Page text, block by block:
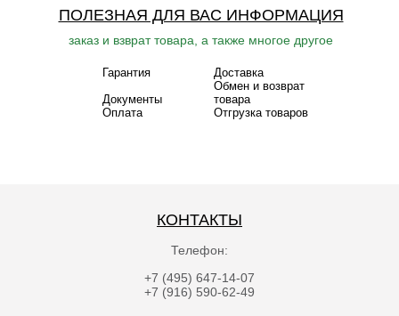
ПОЛЕЗНАЯ ДЛЯ ВАС ИНФОРМАЦИЯ
заказ и взврат товара, а также многое другое
Гарантия
Доставка
Документы
Обмен и возврат
товара
Оплата
Отгрузка товаров
КОНТАКТЫ
Телефон:
+7 (495) 647-14-07
+7 (916) 590-62-49